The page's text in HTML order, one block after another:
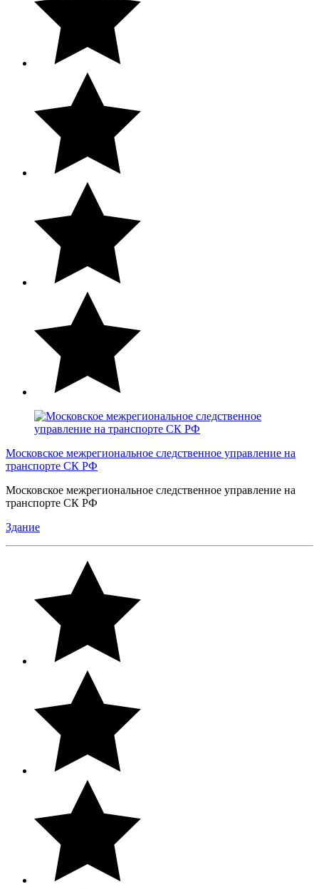
Московское межрегиональное следственное управление на
транспорте СК РФ
Московское межрегиональное следственное управление на
транспорте СК РФ
Здание